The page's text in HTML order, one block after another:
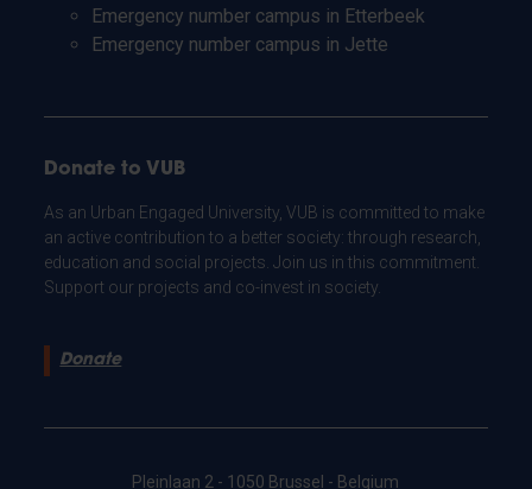
Emergency number campus in Etterbeek
Emergency number campus in Jette
Donate to VUB
As an Urban Engaged University, VUB is committed to make
an active contribution to a better society: through research,
education and social projects. Join us in this commitment.
Support our projects and co-invest in society.
Donate
Pleinlaan 2 - 1050 Brussel - Belgium